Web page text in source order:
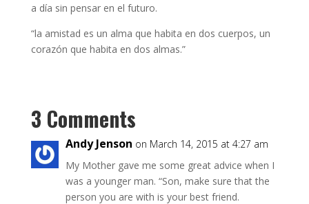
a día sin pensar en el futuro.
“la amistad es un alma que habita en dos cuerpos, un
corazón que habita en dos almas.”
3 Comments
Andy Jenson on March 14, 2015 at 4:27 am
My Mother gave me some great advice when I
was a younger man. “Son, make sure that the
person you are with is your best friend.